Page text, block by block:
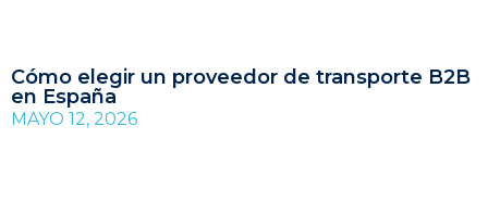
Cómo elegir un proveedor de transporte B2B
en España
MAYO 12, 2026